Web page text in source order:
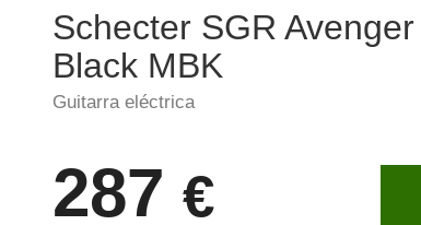
Schecter SGR
Black MBK
Guitarra eléctrica
287 €